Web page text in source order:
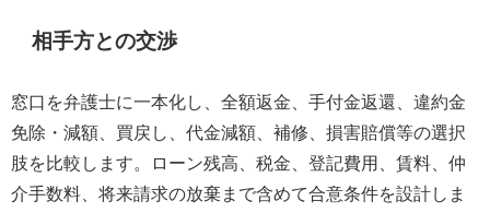
相手方との交渉
窓口を弁護士に一本化し、全額返金、手付金返還、違約金
免除・減額、買戻し、代金減額、補修、損害賠償等の選択
肢を比較します。ローン残高、税金、登記費用、賃料、仲
介手数料、将来請求の放棄まで含めて合意条件を設計しま